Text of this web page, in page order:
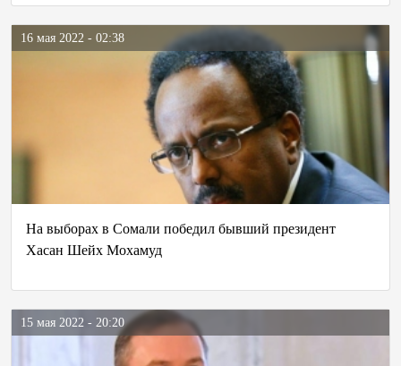
16 мая 2022 - 02:38
На выборах в Сомали победил бывший президент
Хасан Шейх Мохамуд
15 мая 2022 - 20:20